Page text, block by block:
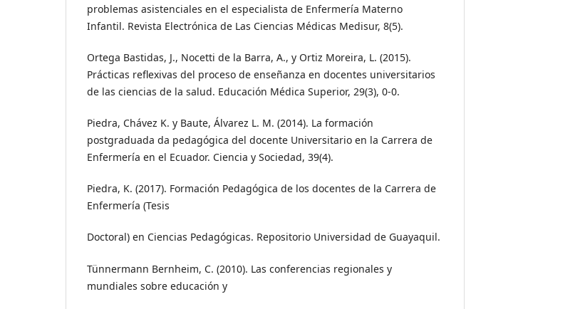
problemas asistenciales en el especialista de Enfermería Materno
Infantil. Revista Electrónica de Las Ciencias Médicas Medisur, 8(5).
Ortega Bastidas, J., Nocetti de la Barra, A., y Ortiz Moreira, L. (2015).
Prácticas reflexivas del proceso de enseñanza en docentes universitarios
de las ciencias de la salud. Educación Médica Superior, 29(3), 0-0.
Piedra, Chávez K. y Baute, Álvarez L. M. (2014). La formación
postgraduada da pedagógica del docente Universitario en la Carrera de
Enfermería en el Ecuador. Ciencia y Sociedad, 39(4).
Piedra, K. (2017). Formación Pedagógica de los docentes de la Carrera de
Enfermería (Tesis
Doctoral) en Ciencias Pedagógicas. Repositorio Universidad de Guayaquil.
Tünnermann Bernheim, C. (2010). Las conferencias regionales y
mundiales sobre educación y